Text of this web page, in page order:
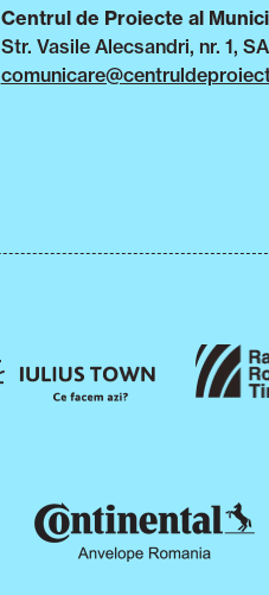
Centrul de Proiecte al
Str. Vasile Alecsandri, nr. 1,